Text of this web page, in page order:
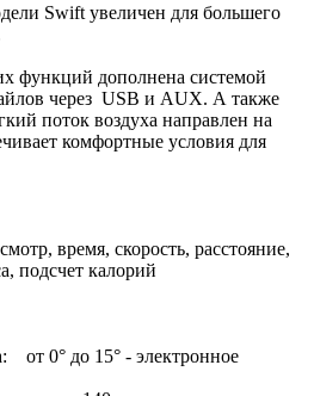
Swift увеличен для большего
функций дополнена системой
через USB и AUX. А также
поток воздуха направлен на
комфортные условия для
время, скорость, расстояние,
подсчет калорий
от 0° до 15° - электронное